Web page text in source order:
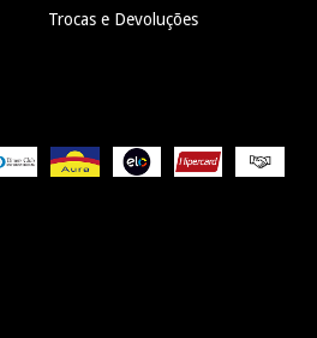
Trocas e Devoluções